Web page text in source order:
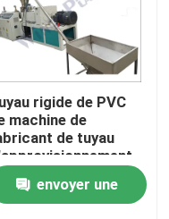
de PVC
de PPR
de PE
rigide de PVC
machine de
de tuyau
eau de PVC de
faisant la
envoyer une